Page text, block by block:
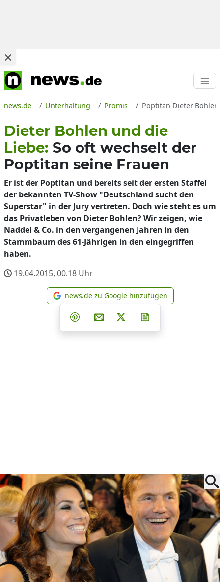
news.de Unterhaltung Promis Poptitan Dieter
Dieter Bohlen und die
Liebe: So oft wechselt der
Poptitan seine Frauen
Er ist der Poptitan und bereits seit der ersten Staffel
der bekannten TV-Show "Deutschland sucht den
Superstar" in der Jury vertreten. Doch wie steht es um
das Privatleben von Dieter Bohlen? Wir zeigen, wie
Naddel & Co. in den vergangenen Jahren in den
Stammbaum des 61-Jährigen in den eingegriffen
haben.
19.04.2015, 00.18 Uhr
news.de zu Google
news.de zu Google hinzufügen
Teilen auf Facebook
Teilen auf Whatsapp
Teilen auf Telegram
Teilen auf Pinterest
Per E-Mail teilen
Post auf X